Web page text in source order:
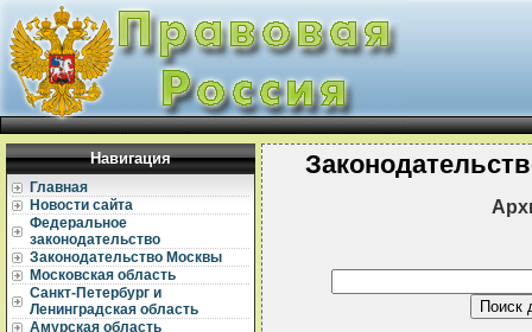
Навигация
Главная
Новости сайта
Федеральное
законодательство
Законодательство Москвы
Московская область
Санкт-Петербург и
Ленинградская область
Амурская область